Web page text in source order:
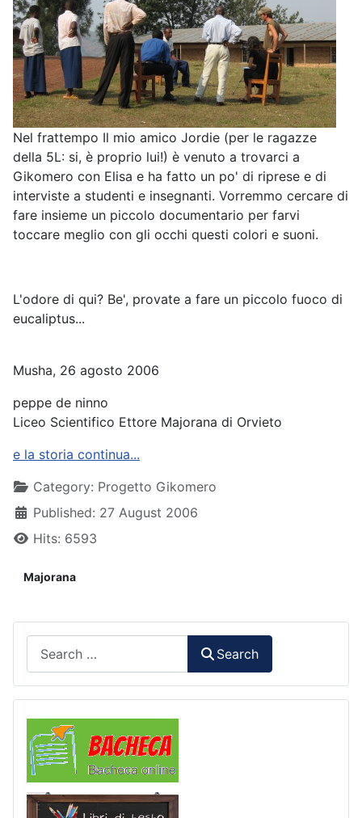
Nel frattempo Il mio amico Jordie (per le ragazze
della 5L: si, è proprio lui!) è venuto a trovarci a
Gikomero con Elisa e ha fatto un po' di riprese e di
interviste a studenti e insegnanti. Vorremmo cercare di
fare insieme un piccolo documentario per farvi
toccare meglio con gli occhi questi colori e suoni.
L'odore di qui? Be', provate a fare un piccolo fuoco di
eucaliptus...
Musha, 26 agosto 2006
peppe de ninno
Liceo Scientifico Ettore Majorana di Orvieto
e la storia continua...
DetailsCategory: Progetto Gikomero
Published: 27 August 2006
Hits: 6593
Majorana
Search
Libri di Testo